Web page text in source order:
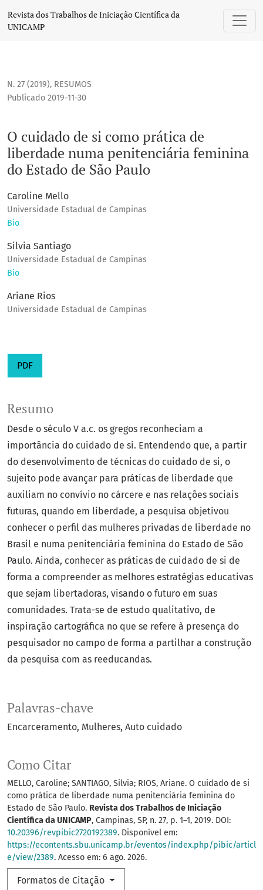
O cuidado de si como prática de liberdade numa
Revista dos Trabalhos de Iniciação Científica da
UNICAMP
N. 27 (2019), RESUMOS
O cuidado de si como prática de
liberdade numa penitenciária feminina
do Estado de São Paulo
Publicado 2019-11-30
Caroline Mello
Universidade Estadual de Campinas
Bio
Silvia Santiago
Universidade Estadual de Campinas
Bio
Ariane Rios
Universidade Estadual de Campinas
PDF
Palavras-chave
Encarceramento Mulheres Auto cuidado
Como Citar
MELLO, Caroline; SANTIAGO, Silvia; RIOS, Ariane. O cuidado de si
como prática de liberdade numa penitenciária feminina do
Estado de São Paulo. Revista dos Trabalhos de Iniciação
Científica da UNICAMP, Campinas, SP, n. 27, p. 1–1, 2019. DOI:
10.20396/revpibic2720192389. Disponível em:
https://econtents.sbu.unicamp.br/eventos/index.php/pibic/articl
e/view/2389. Acesso em: 6 ago. 2026.
Formatos de Citação
Resumo
Desde o século V a.c. os gregos reconheciam a
importância do cuidado de si. Entendendo que, a partir
do desenvolvimento de técnicas do cuidado de si, o
sujeito pode avançar para práticas de liberdade que
auxiliam no convívio no cárcere e nas relações sociais
futuras, quando em liberdade, a pesquisa objetivou
conhecer o perfil das mulheres privadas de liberdade no
Brasil e numa penitenciária feminina do Estado de São
Paulo. Ainda, conhecer as práticas de cuidado de si de
forma a compreender as melhores estratégias educativas
que sejam libertadoras, visando o futuro em suas
comunidades. Trata-se de estudo qualitativo, de
inspiração cartográfica no que se refere à presença do
pesquisador no campo de forma a partilhar a construção
da pesquisa com as reeducandas.